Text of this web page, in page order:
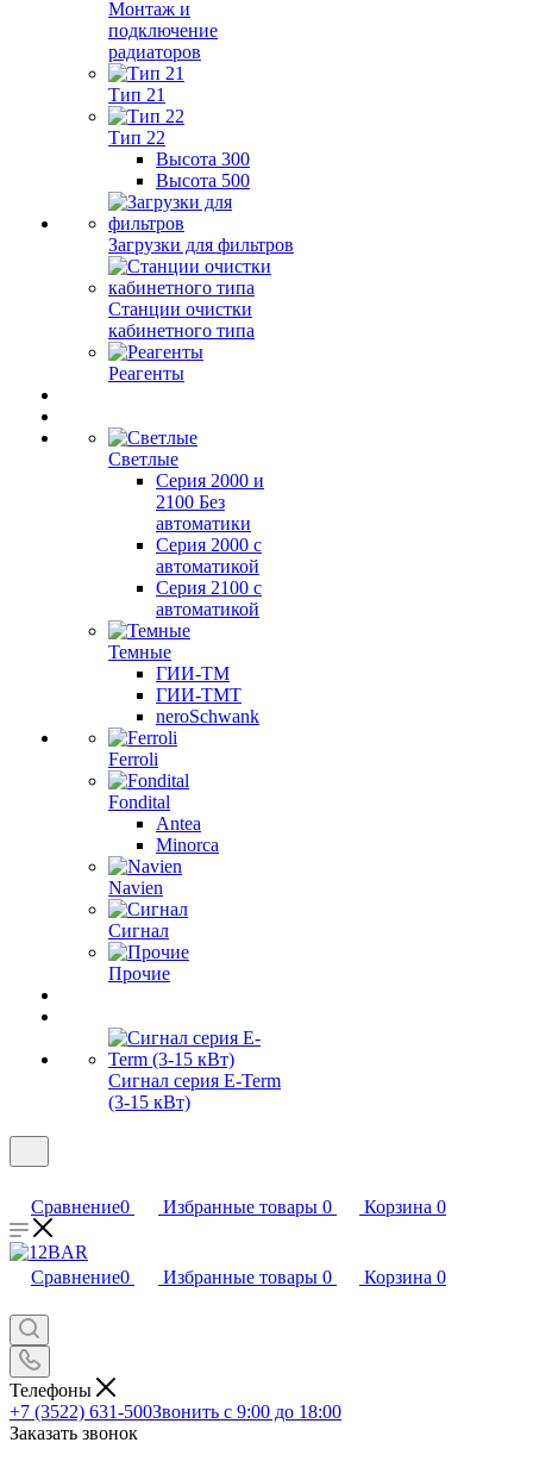
Монтаж и
подключение
радиаторов
Тип 21
Тип 22
Высота 300
Высота 500
Загрузки для фильтров
Станции очистки
кабинетного типа
Реагенты
Светлые
Серия 2000 и
2100 Без
автоматики
Серия 2000 с
автоматикой
Серия 2100 с
автоматикой
Темные
ГИИ-ТМ
ГИИ-ТМТ
neroSchwank
Ferroli
Fondital
Antea
Minorca
Navien
Сигнал
Прочие
Сигнал серия E-Term
(3-15 кВт)
Сравнение0 Избранные товары 0 Корзина 0
Сравнение0 Избранные товары 0 Корзина 0
Телефоны
+7 (3522) 631-500Звонить с 9:00 до 18:00
Заказать звонок